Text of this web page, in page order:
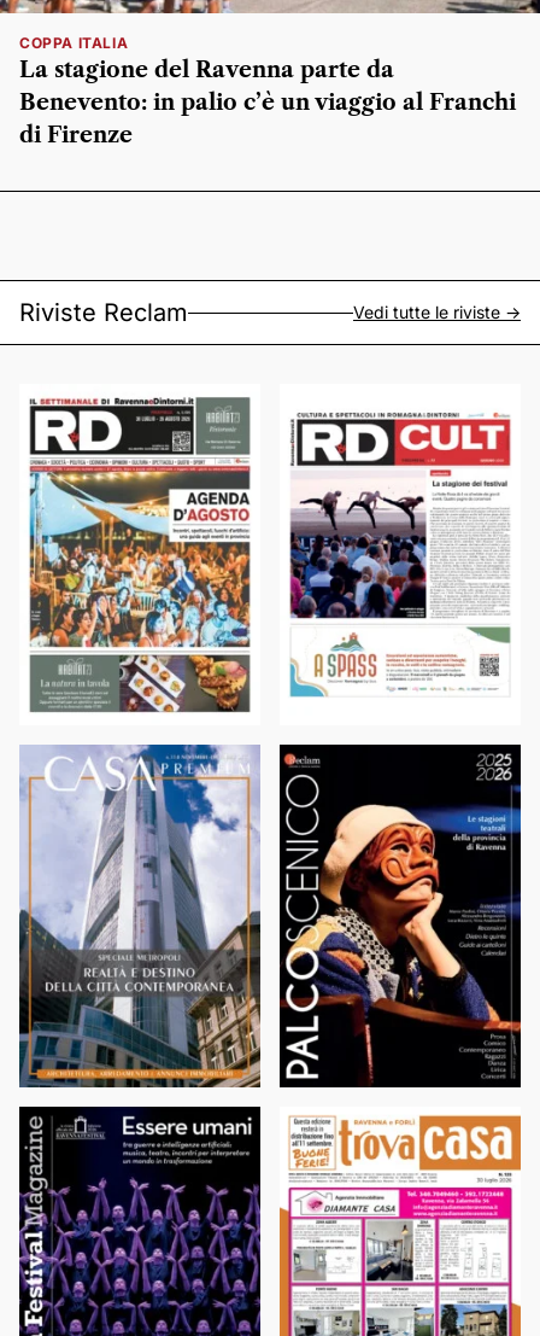
COPPA ITALIA
La stagione del Ravenna parte da
Benevento: in palio c’è un viaggio al Franchi
di Firenze
Riviste Reclam Vedi tutte le riviste ->